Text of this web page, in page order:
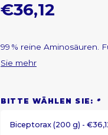
€36,12
99 % reine Aminosäuren.
Sie mehr
BITTE WÄHLEN SIE: *
Biceptorax (200 g) -